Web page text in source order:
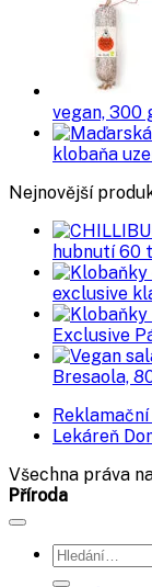
vegan, 300
klobaňa
Nejnovější
hubnutí 60
exclusive
Exclusive
Bresaola,
Reklamační
Lekáreň
Všechna práva
Příroda
Hledat: